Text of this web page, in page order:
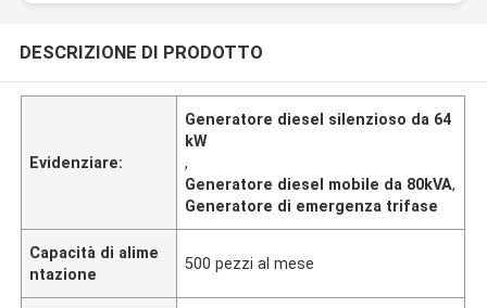
DESCRIZIONE DI PRODOTTO
Evidenziare:
Generatore diesel silenzioso da 64
kW
,
Generatore diesel mobile da 80kVA,
Generatore di emergenza trifase
Capacità di alime
ntazione
500 pezzi al mese